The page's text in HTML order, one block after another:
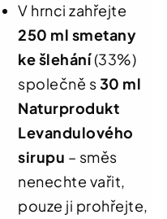
V hrnci zahřejte
250 ml smetany
ke šlehání(33%)
společně s30 ml
Naturprodukt
Levandulového
sirupu – směs
nenechte vařit,
pouze ji prohřejte,